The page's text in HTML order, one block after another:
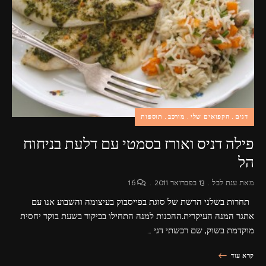
פרסומות,
מדיה
דיגיטלית
ועוד.
דגים הקפואים שלי מורכב תוספות
פילה דניס ואורז בסמטי עם דלעת בניחוח
הל
מאתענת לבל 13 בפברואר 2011 16
תחרות בשלני הרשת של סוגת בפייסבוק בעיצומה והשבוע אנו עם
אתגר המנה העיקרית.ההכנות למנה התחילו בביקור בשעת בוקר יחסית
מוקדמת בשוק, שם רכשתי דגי …
קרא עוד